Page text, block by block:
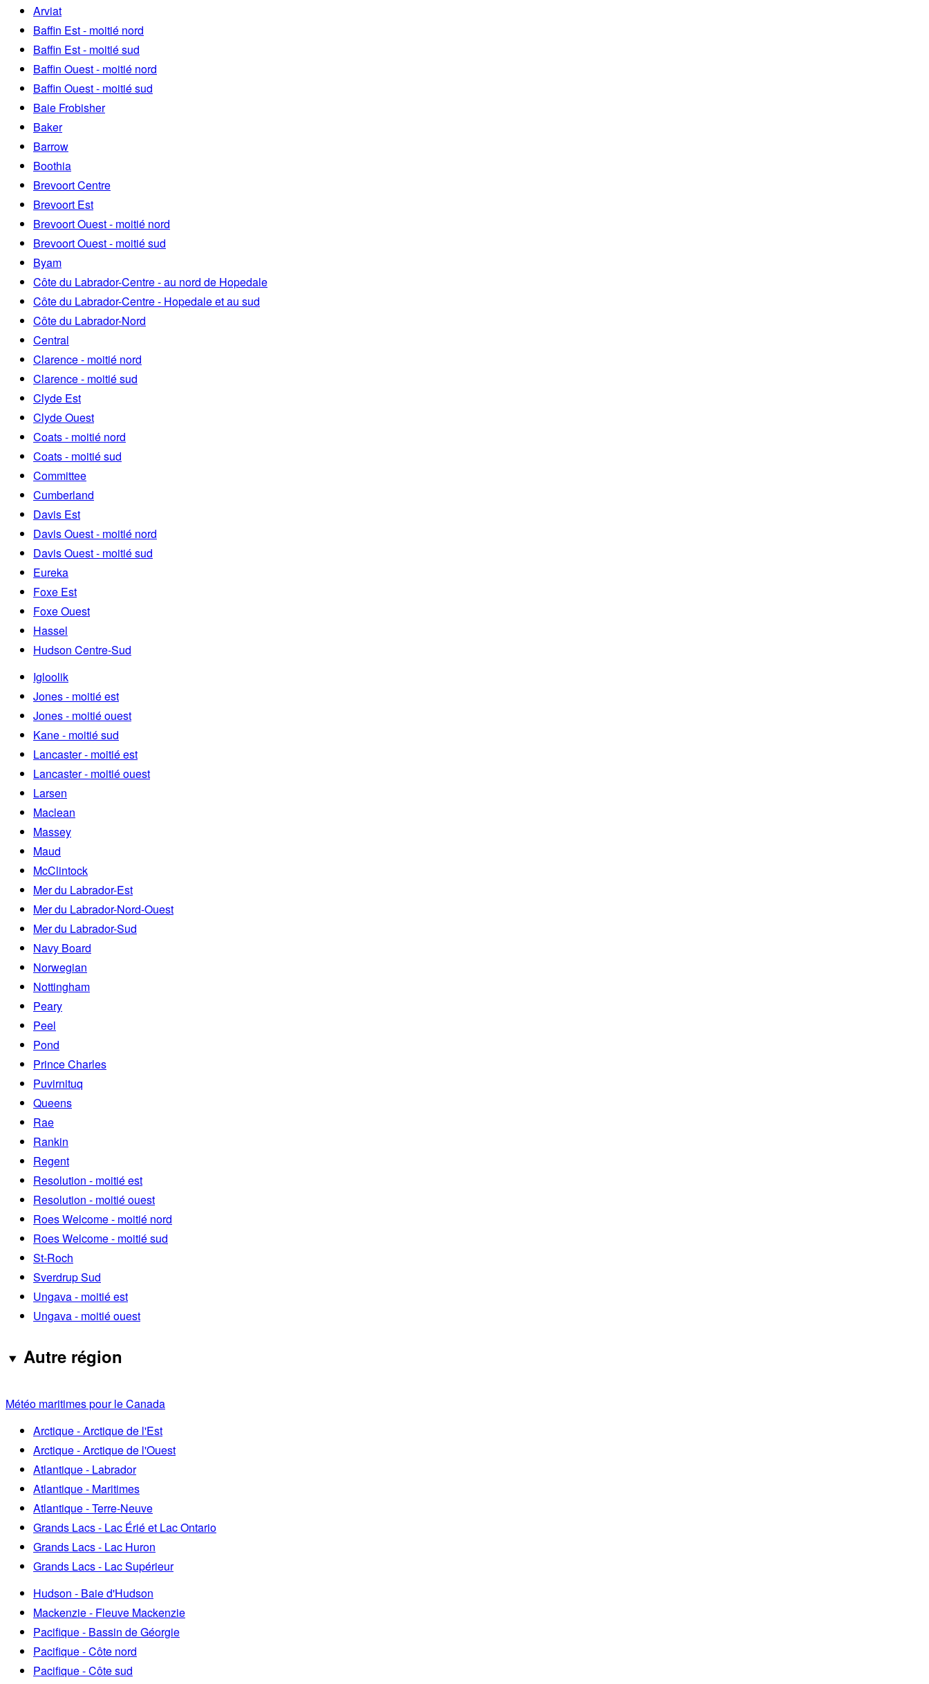
Arviat
Baffin Est - moitié nord
Baffin Est - moitié sud
Baffin Ouest - moitié nord
Baffin Ouest - moitié sud
Baie Frobisher
Baker
Barrow
Boothia
Brevoort Centre
Brevoort Est
Brevoort Ouest - moitié nord
Brevoort Ouest - moitié sud
Byam
Côte du Labrador-Centre - au nord de Hopedale
Côte du Labrador-Centre - Hopedale et au sud
Côte du Labrador-Nord
Central
Clarence - moitié nord
Clarence - moitié sud
Clyde Est
Clyde Ouest
Coats - moitié nord
Coats - moitié sud
Committee
Cumberland
Davis Est
Davis Ouest - moitié nord
Davis Ouest - moitié sud
Eureka
Foxe Est
Foxe Ouest
Hassel
Hudson Centre-Sud
Igloolik
Jones - moitié est
Jones - moitié ouest
Kane - moitié sud
Lancaster - moitié est
Lancaster - moitié ouest
Larsen
Maclean
Massey
Maud
McClintock
Mer du Labrador-Est
Mer du Labrador-Nord-Ouest
Mer du Labrador-Sud
Navy Board
Norwegian
Nottingham
Peary
Peel
Pond
Prince Charles
Puvirnituq
Queens
Rae
Rankin
Regent
Resolution - moitié est
Resolution - moitié ouest
Roes Welcome - moitié nord
Roes Welcome - moitié sud
St-Roch
Sverdrup Sud
Ungava - moitié est
Ungava - moitié ouest
Autre région
Météo maritimes pour le Canada
Arctique - Arctique de l'Est
Arctique - Arctique de l'Ouest
Atlantique - Labrador
Atlantique - Maritimes
Atlantique - Terre-Neuve
Grands Lacs - Lac Érié et Lac Ontario
Grands Lacs - Lac Huron
Grands Lacs - Lac Supérieur
Hudson - Baie d'Hudson
Mackenzie - Fleuve Mackenzie
Pacifique - Bassin de Géorgie
Pacifique - Côte nord
Pacifique - Côte sud